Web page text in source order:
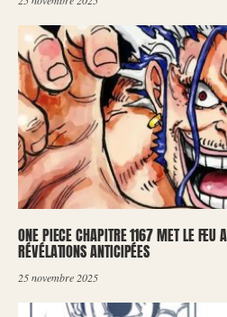
ONE PIECE CHAPITRE 1167 MET LE FEU
RÉVÉLATIONS ANTICIPÉES
25 novembre 2025